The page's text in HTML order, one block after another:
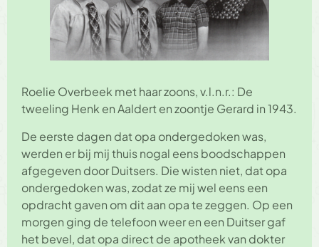
Roelie Overbeek met haar zoons, v.l.n.r.: De
tweeling Henk en Aaldert en zoontje Gerard in 1943.
De eerste dagen dat opa ondergedoken was,
werden er bij mij thuis nogal eens boodschappen
afgegeven door Duitsers. Die wisten niet, dat opa
ondergedoken was, zodat ze mij wel eens een
opdracht gaven om dit aan opa te zeggen. Op een
morgen ging de telefoon weer en een Duitser gaf
het bevel, dat opa direct de apotheek van dokter